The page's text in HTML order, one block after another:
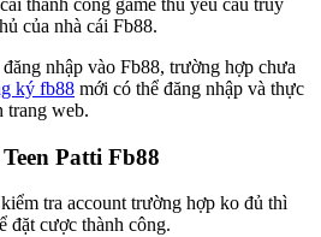
của nhà cái Fb88.
nhập vào Fb88, trường hợp chưa
ký fb88 mới có thể đăng nhập và thực
trang web.
Patti Fb88
tra account trường hợp ko đủ thì
đặt cược thành công.